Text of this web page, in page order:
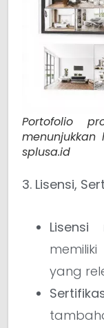
Portofolio
splusa.id
3. Lisensi,
Lisensi
yang